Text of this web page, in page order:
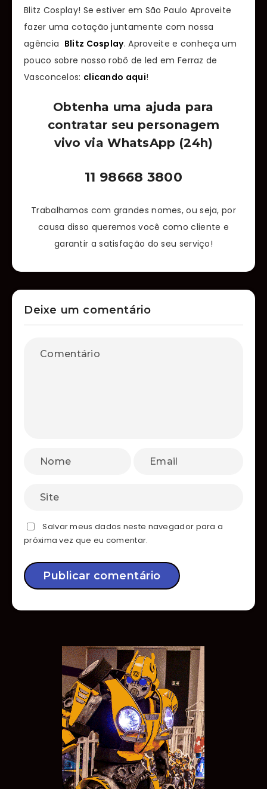
Blitz Cosplay! Se estiver em São Paulo Aproveite
fazer uma cotação juntamente com nossa
agência Blitz Cosplay. Aproveite e conheça um
pouco sobre nosso robô de led em Ferraz de
Vasconcelos: clicando aqui!
Obtenha uma ajuda para
contratar seu personagem
vivo via WhatsApp (24h)
11 98668 3800
Trabalhamos com grandes nomes, ou seja, por
causa disso queremos você como cliente e
garantir a satisfação do seu serviço!
Deixe um comentário
Salvar meus dados neste navegador para a
próxima vez que eu comentar.